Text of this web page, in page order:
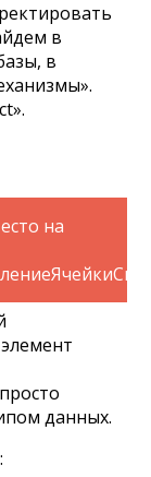
в
в
на
данных.